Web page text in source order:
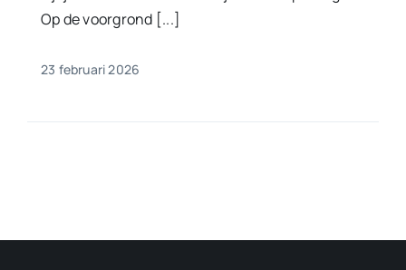
Op de voorgrond [...]
23 februari 2026